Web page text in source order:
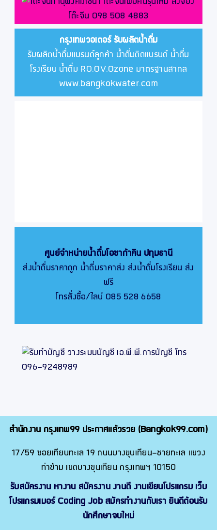
กรุงเทพวอเตอร์ รับผลิตน้ำดื่ม
รับผลิตน้ำดื่มแบรนด์ลูกค้า น้ำดื่มติดแบรนด์ น้ำดื่ม
โรงเรียน น้ำดื่ม RO.OV.Ozone มาตรฐานสากล
www.bangkokwater.com
ศูนย์จำหน่ายน้ำดื่มโอซาก้าคิน ปทุมธานี
ส่งน้ำดื่มราคาถูก น้ำดื่มราคาส่ง ส่งน้ำดื่มโรงเรียน ส่ง
ฟรี
โทรสั่งซื้อ/ไลน์ 085 528 6658
สำนักงาน กรุงเทพ99 ประกาศแล้วรวย (Bangkok99.com)
17/59 ซอยเทียนทะเล 19 ถนนบางขุนเทียน-ชายทะเล แขวง
ท่าข้าม เขตบางขุนเทียน กรุงเทพฯ 10150
รับสมัครงาน หางาน สมัครงาน งานดี งานเขียนโปรแกรม เว็บ
โปรแกรมเมอร์ Coding Job สมัครทำงานกับเรา ยินดีต้อนรับ
นักศึกษาจบใหม่